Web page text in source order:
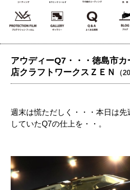
アウディーQ7・・・徳島市カ
店クラフトワークスＺＥＮ
（
週末は慌ただしく・・・本日は
していたQ7の仕上を・・。